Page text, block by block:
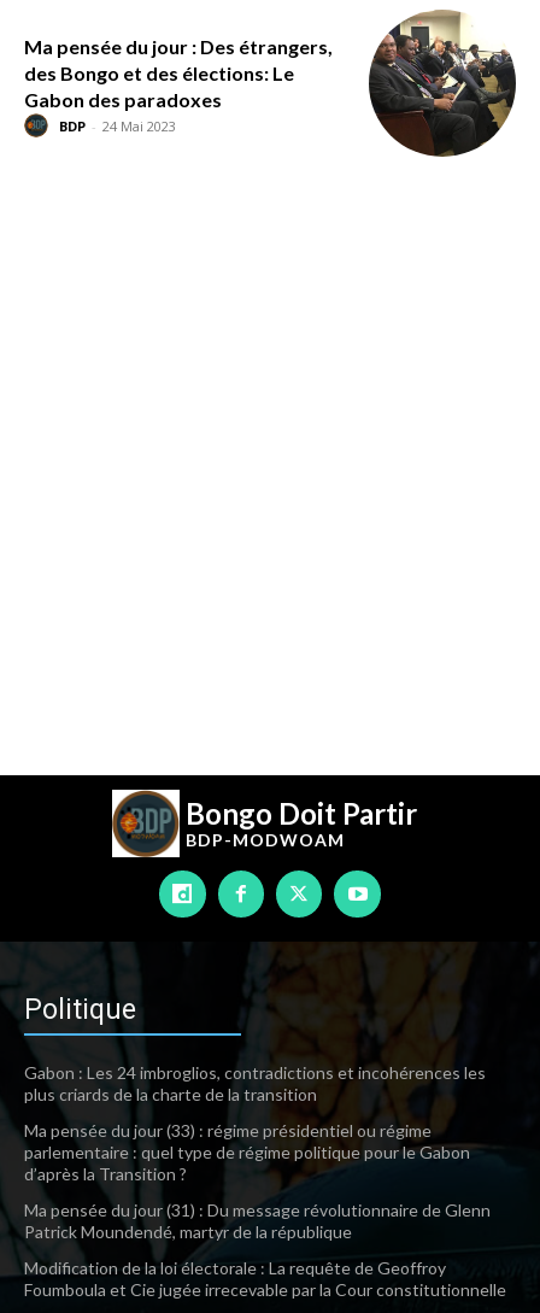
Ma pensée du jour : Des étrangers,
des Bongo et des élections: Le
Gabon des paradoxes
BDP - 24 Mai 2023
Bongo Doit Partir
BDP-MODWOAM
Politique
Gabon : Les 24 imbroglios, contradictions et incohérences les
plus criards de la charte de la transition
Ma pensée du jour (33) : régime présidentiel ou régime
parlementaire : quel type de régime politique pour le Gabon
d’après la Transition ?
Ma pensée du jour (31) : Du message révolutionnaire de Glenn
Patrick Moundendé, martyr de la république
Modification de la loi électorale : La requête de Geoffroy
Foumboula et Cie jugée irrecevable par la Cour constitutionnelle